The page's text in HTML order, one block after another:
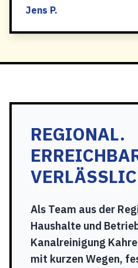
Jens P.
REGIONAL.
Als Team aus der
Haushalte und
Kanalreinigung
mit kurzen Wegen,